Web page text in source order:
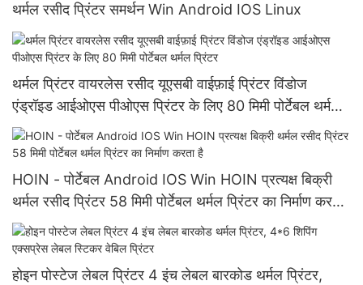
थर्मल रसीद प्रिंटर समर्थन Win Android IOS Linux
थर्मल प्रिंटर वायरलेस रसीद यूएसबी वाईफ़ाई प्रिंटर विंडोज
एंड्रॉइड आईओएस पीओएस प्रिंटर के लिए 80 मिमी पोर्टेबल थर्मल
प्रिंटर
HOIN - पोर्टेबल Android IOS Win HOIN प्रत्यक्ष बिक्री
थर्मल रसीद प्रिंटर 58 मिमी पोर्टेबल थर्मल प्रिंटर का निर्माण करता
है
होइन पोस्टेज लेबल प्रिंटर 4 इंच लेबल बारकोड थर्मल प्रिंटर,